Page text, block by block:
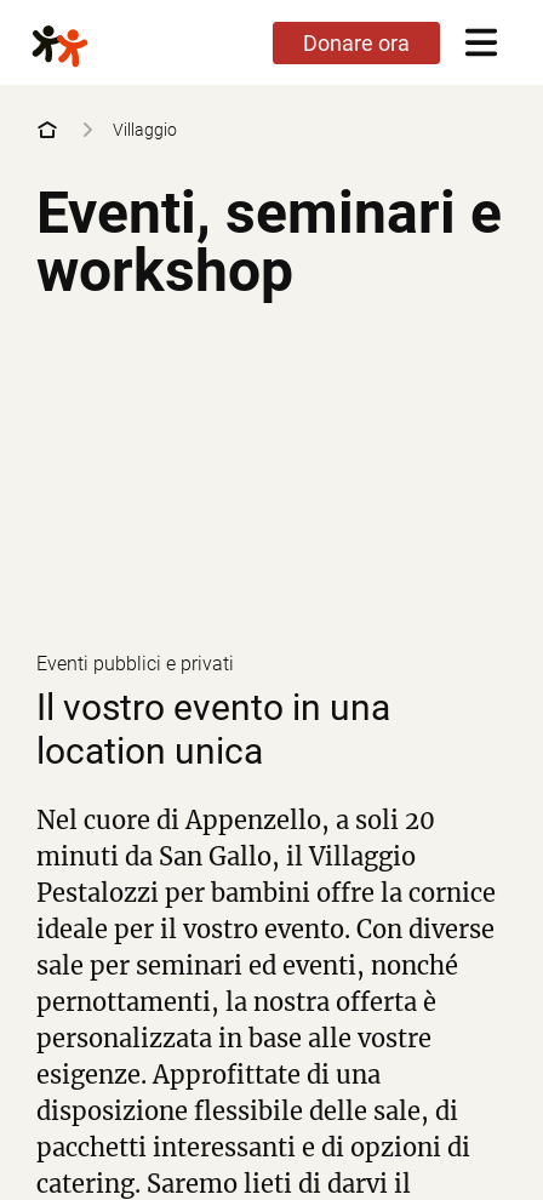
Donare ora
Villaggio
Seminari
Eventi, seminari e
workshop
Eventi pubblici e privati
Il vostro evento in una
location unica
Nel cuore di Appenzello, a soli 20
minuti da San Gallo, il Villaggio
Pestalozzi per bambini offre la cornice
ideale per il vostro evento. Con diverse
sale per seminari ed eventi, nonché
pernottamenti, la nostra offerta è
personalizzata in base alle vostre
esigenze. Approfittate di una
disposizione flessibile delle sale, di
pacchetti interessanti e di opzioni di
catering. Saremo lieti di darvi il